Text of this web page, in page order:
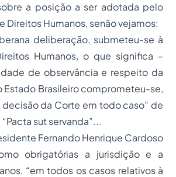
a posição a ser adotada pelo
Direitos Humanos, senão vejamos:
deliberação, submeteu-se à
Humanos, o que significa –
de observância e respeito da
Brasileiro comprometeu-se,
da Corte em todo caso” de
sut servanda”...
Fernando Henrique Cardoso
obrigatórias a jurisdição e a
“em todos os casos relativos à